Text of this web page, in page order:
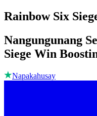
Rainbow Six
Nangungunang
Siege Win
Napakahusay